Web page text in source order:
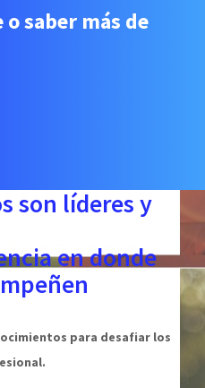
saber más de
son líderes y
en donde
para desafiar los